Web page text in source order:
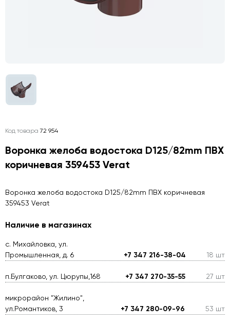
Код товара 72 954
Воронка желоба водостока D125/82mm ПВХ
коричневая 359453 Verat
Воронка желоба водостока D125/82mm ПВХ коричневая
359453 Verat
Наличие в магазинах
с. Михайловка, ул.
Промышленная, д. 6
+7 347 216-38-04 18 шт
п.Булгаково, ул. Цюрупы,168 +7 347 270-35-55 27 шт
микрорайон "Жилино",
ул.Романтиков, 3
+7 347 280-09-96 53 шт